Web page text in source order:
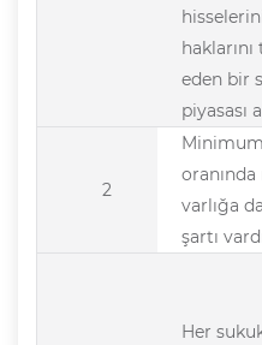
haklarını
eden bir
piyasası
2
varlığa
şartı
Her